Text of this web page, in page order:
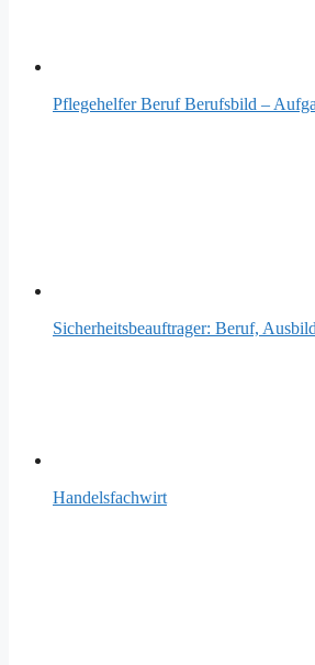
Pflegehelfer Beruf Berufsbild –
Sicherheitsbeauftrager: Beruf,
Handelsfachwirt